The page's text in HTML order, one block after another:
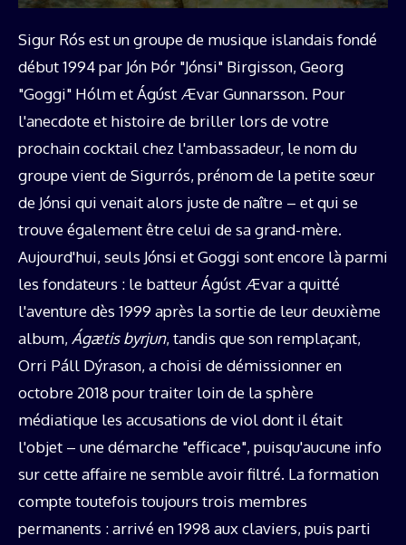
Sigur Rós est un groupe de musique islandais fondé
début 1994 par Jón Þór "Jónsi" Birgisson, Georg
"Goggi" Hólm et Ágúst Ævar Gunnarsson. Pour
l'anecdote et histoire de briller lors de votre
prochain cocktail chez l'ambassadeur, le nom du
groupe vient de Sigurrós, prénom de la petite sœur
de Jónsi qui venait alors juste de naître – et qui se
trouve également être celui de sa grand-mère.
Aujourd'hui, seuls Jónsi et Goggi sont encore là parmi
les fondateurs : le batteur Ágúst Ævar a quitté
l'aventure dès 1999 après la sortie de leur deuxième
album, Ágætis byrjun, tandis que son remplaçant,
Orri Páll Dýrason, a choisi de démissionner en
octobre 2018 pour traiter loin de la sphère
médiatique les accusations de viol dont il était
l'objet – une démarche "efficace", puisqu'aucune info
sur cette affaire ne semble avoir filtré. La formation
compte toutefois toujours trois membres
permanents : arrivé en 1998 aux claviers, puis parti